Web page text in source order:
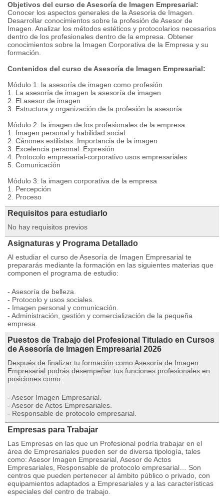
Objetivos del curso de Asesoría de Imagen Empresarial:
Conocer los aspectos generales de la Asesoria de Imagen.
Desarrollar conocimientos sobre la profesión de Asesor de
Imagen. Analizar los métodos estéticos y protocolarios necesarios
dentro de los profesionales dentro de la empresa. Obtener
conocimientos sobre la Imagen Corporativa de la Empresa y su
formación.
Contenidos del curso de Asesoría de Imagen Empresarial:
Módulo 1: la asesoría de imagen como profesión
1. La asesoría de imagen la asesoría de imagen
2. El asesor de imagen
3. Estructura y organización de la profesión la asesoría
Módulo 2: la imagen de los profesionales de la empresa
1. Imagen personal y habilidad social
2. Cánones estilistas. Importancia de la imagen
3. Excelencia personal. Expresión
4. Protocolo empresarial-corporativo usos empresariales
5. Comunicación
Módulo 3: la imagen corporativa de la empresa
1. Percepción
2. Proceso
Requisitos para estudiarlo
No hay requisitos previos
Asignaturas y Programa Detallado
Al estudiar el curso de Asesoría de Imagen Empresarial te
prepararás mediante la formación en las siguientes materias que
componen el programa de estudio:
- Asesoría de belleza.
- Protocolo y usos sociales.
- Imagen personal y comunicación.
- Administración, gestión y comercialización de la pequeña
empresa.
Puestos de Trabajo del Profesional Titulado en Cursos
de Asesoría de Imagen Empresarial 2026
Después de finalizar tu formación como Asesoría de Imagen
Empresarial podrás desempeñar tus funciones profesionales en
posiciones como:
- Asesor Imagen Empresarial.
- Asesor de Actos Empresariales.
- Responsable de protocolo empresarial.
Empresas para Trabajar
Las Empresas en las que un Profesional podría trabajar en el
área de Empresariales pueden ser de diversa tipología, tales
como: Asesor Imagen Empresarial, Asesor de Actos
Empresariales, Responsable de protocolo empresarial… Son
centros que pueden pertenecer al ámbito público o privado, con
equipamientos adaptados a Empresariales y a las características
especiales del centro de trabajo.